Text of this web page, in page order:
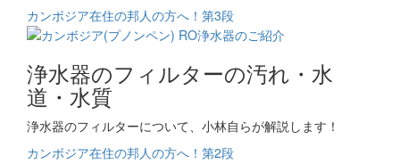
カンボジア在住の邦人の方へ！第3段
浄水器のフィルターの汚れ・水
道・水質
浄水器のフィルターについて、小林自らが解説します！
カンボジア在住の邦人の方へ！第2段